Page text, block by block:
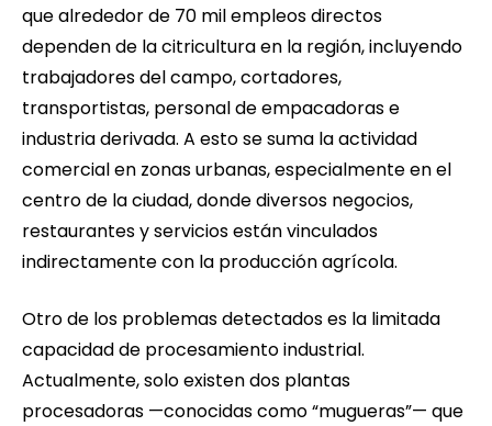
que alrededor de 70 mil empleos directos
dependen de la citricultura en la región, incluyendo
trabajadores del campo, cortadores,
transportistas, personal de empacadoras e
industria derivada. A esto se suma la actividad
comercial en zonas urbanas, especialmente en el
centro de la ciudad, donde diversos negocios,
restaurantes y servicios están vinculados
indirectamente con la producción agrícola.
Otro de los problemas detectados es la limitada
capacidad de procesamiento industrial.
Actualmente, solo existen dos plantas
procesadoras —conocidas como “mugueras”— que